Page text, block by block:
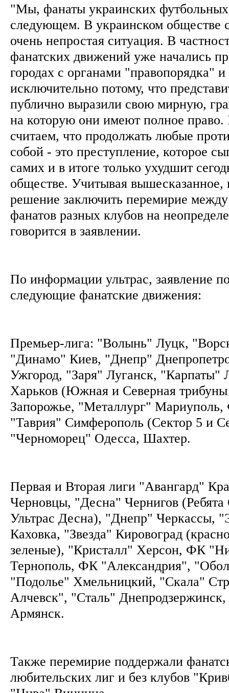
"Мы, фанаты украинских футбольных
следующем. В украинском обществе
очень непростая ситуация. В
фанатских движений уже начались
городах с органами "правопорядка"
исключительно потому, что
публично выразили свою мирную,
на которую они имеют полное
считаем, что продолжать любые
собой - это преступление, которое
самих и в итоге только ухудшит
обществе. Учитывая
решение заключить перемирие
фанатов разных клубов на
говорится в заявлении.
По информации ультрас, заявление
следующие фанатские движения:
Премьер-лига: "Волынь" Луцк,
"Динамо" Киев, "Днепр"
Ужгород, "Заря" Луганск, "Карпаты"
Харьков (Южная и Северная
Запорожье, "Металлург"
"Таврия" Симферополь (Сектор 5 и
"Черноморец" Одесса, Шахтер.
Первая и Вторая лиги "Авангард"
Черновцы, "Десна" Чернигов
Ультрас Десна), "Днепр" Черкассы,
Каховка, "Звезда" Кировоград
зеленые), "Кристалл" Херсон, ФК
Тернополь, ФК "Александрия",
"Подолье" Хмельницкий, "Скала"
Алчевск", "Сталь"
Армянск.
Также перемирие поддержали
любительских лиг и без клубов